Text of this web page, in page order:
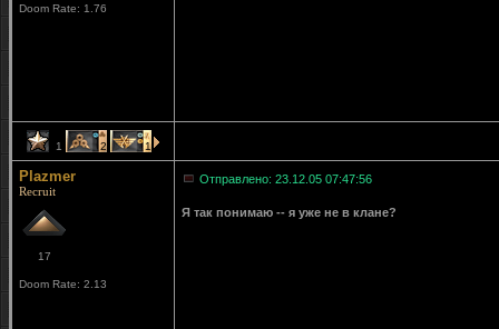
Doom Rate: 1.76
1 2 1
Plazmer
Recruit
17
Doom Rate: 2.13
Отправлено: 23.12.05 07:47:56
Я так понимаю -- я уже не в клане?